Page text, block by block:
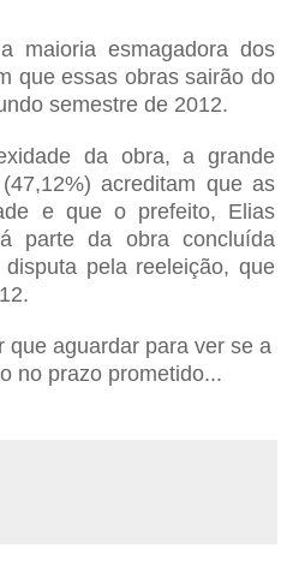
maioria esmagadora dos
que essas obras sairão do
semestre de 2012.
da obra, a grande
acreditam que as
e que o prefeito, Elias
parte da obra concluída
pela reeleição, que
que aguardar para ver se a
no prazo prometido...